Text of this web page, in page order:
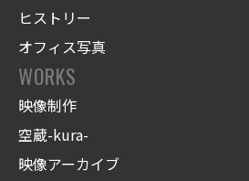
ヒストリー
オフィス写真
WORKS
映像制作
空蔵-kura-
映像アーカイブ